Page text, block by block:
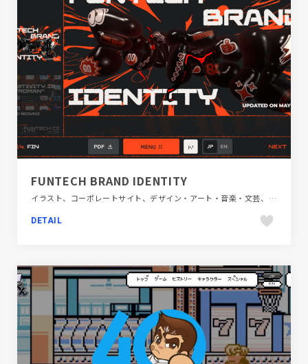
FUNTECH BRAND IDENTITY
イラスト、コーポレートサイト、デザイン・アート・音楽・文芸、ブラック系 、ポップ、モーション多め、レッド系
DETAIL